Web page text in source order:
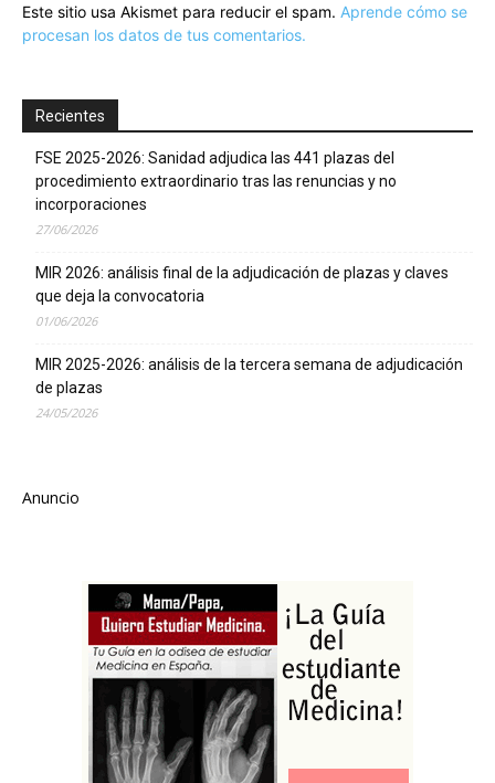
Este sitio usa Akismet para reducir el spam. Aprende cómo se
procesan los datos de tus comentarios.
Recientes
FSE 2025-2026: Sanidad adjudica las 441 plazas del
procedimiento extraordinario tras las renuncias y no
incorporaciones
27/06/2026
MIR 2026: análisis final de la adjudicación de plazas y claves
que deja la convocatoria
01/06/2026
MIR 2025-2026: análisis de la tercera semana de adjudicación
de plazas
24/05/2026
Anuncio